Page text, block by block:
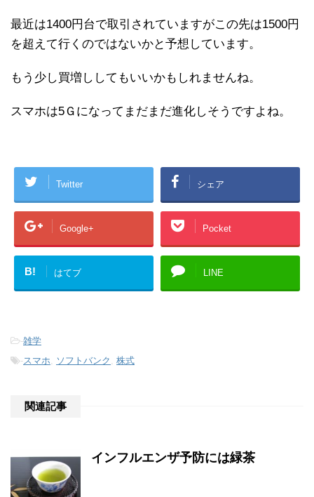
最近は1400円台で取引されていますがこの先は1500円
を超えて行くのではないかと予想しています。
もう少し買増ししてもいいかもしれませんね。
スマホは5Ｇになってまだまだ進化しそうですよね。
Twitter シェア
Google+ Pocket
B! はてブ LINE
-雑学
-スマホ, ソフトバンク , 株式
関連記事
インフルエンザ予防には緑茶